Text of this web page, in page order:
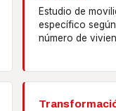
Estudio de
específico
número de